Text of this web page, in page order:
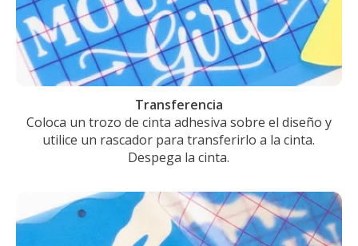
Transferencia
Coloca un trozo de cinta adhesiva sobre el diseño y
utilice un rascador para transferirlo a la cinta.
Despega la cinta.